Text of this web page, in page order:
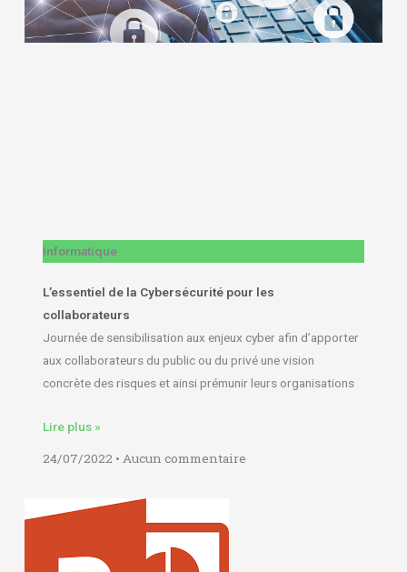
Informatique
L’essentiel de la Cybersécurité pour les
collaborateurs
Journée de sensibilisation aux enjeux cyber afin d’apporter
aux collaborateurs du public ou du privé une vision
concrète des risques et ainsi prémunir leurs organisations
Lire plus »
24/07/2022 Aucun commentaire